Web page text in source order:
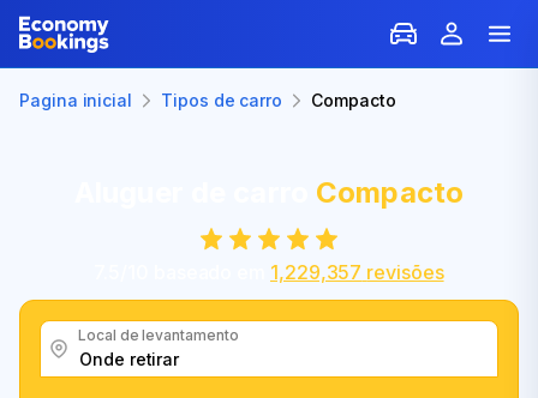
Pagina inicial Tipos de carro Compacto
Compacto
1,229,357 revisões
Local de levantamento